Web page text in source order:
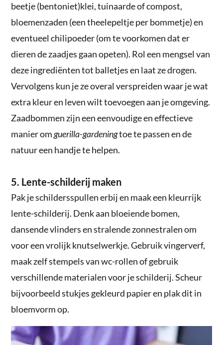
beetje (bentoniet)klei, tuinaarde of compost,
bloemenzaden (een theelepeltje per bommetje) en
eventueel chilipoeder (om te voorkomen dat er
dieren de zaadjes gaan opeten). Rol een mengsel van
deze ingrediënten tot balletjes en laat ze drogen.
Vervolgens kun je ze overal verspreiden waar je wat
extra kleur en leven wilt toevoegen aan je omgeving.
Zaadbommen zijn een eenvoudige en effectieve
manier omguerilla-gardeningtoe te passen en de
natuur een handje te helpen.
5. Lente-schilderij maken
Pak je schildersspullen erbij en maak een kleurrijk
lente-schilderij. Denk aan bloeiende bomen,
dansende vlinders en stralende zonnestralen om
voor een vrolijk knutselwerkje. Gebruik vingerverf,
maak zelf stempels van wc-rollen of gebruik
verschillende materialen voor je schilderij. Scheur
bijvoorbeeld stukjes gekleurd papier en plak dit in
bloemvorm op.